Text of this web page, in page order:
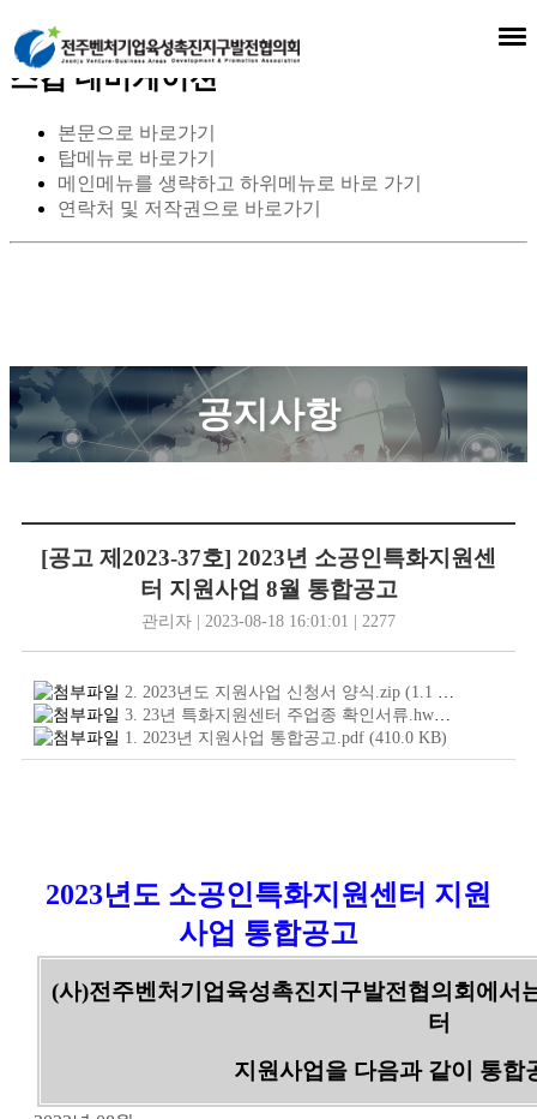
스킵 네비게이션
본문으로 바로가기
탑메뉴로 바로가기
메인메뉴를 생략하고 하위메뉴로 바로 가기
연락처 및 저작권으로 바로가기
공지사항
[공고 제2023-37호] 2023년 소공인특화지원센
터 지원사업 8월 통합공고
관리자 | 2023-08-18 16:01:01 | 2277
2. 2023년도 지원사업 신청서 양식.zip (1.1
3. 23년 특화지원센터 주업종 확인서류.hwp
1. 2023년 지원사업 통합공고.pdf (410.0 KB)
2023년도 소공인특화지원센터 지원
사업 통합공고
(사)전주벤처기업육성촉진지구발전협의회에서
터
지원사업을 다음과 같이 통합